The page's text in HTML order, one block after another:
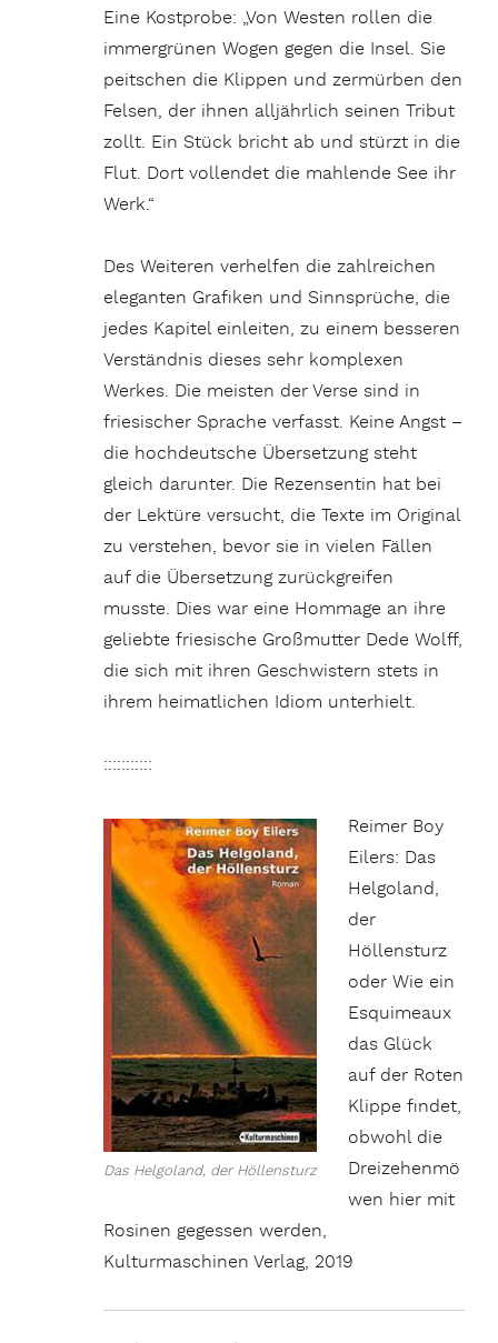
Eine Kostprobe: „Von Westen rollen die
immergrünen Wogen gegen die Insel. Sie
peitschen die Klippen und zermürben den
Felsen, der ihnen alljährlich seinen Tribut
zollt. Ein Stück bricht ab und stürzt in die
Flut. Dort vollendet die mahlende See ihr
Werk.“
Des Weiteren verhelfen die zahlreichen
eleganten Grafiken und Sinnsprüche, die
jedes Kapitel einleiten, zu einem besseren
Verständnis dieses sehr komplexen
Werkes. Die meisten der Verse sind in
friesischer Sprache verfasst. Keine Angst –
die hochdeutsche Übersetzung steht
gleich darunter. Die Rezensentin hat bei
der Lektüre versucht, die Texte im Original
zu verstehen, bevor sie in vielen Fällen
auf die Übersetzung zurückgreifen
musste. Dies war eine Hommage an ihre
geliebte friesische Großmutter Dede Wolff,
die sich mit ihren Geschwistern stets in
ihrem heimatlichen Idiom unterhielt.
:::::::::::
Das Helgoland, der Höllensturz
Reimer Boy
Eilers: Das
Helgoland,
der
Höllensturz
oder Wie ein
Esquimeaux
das Glück
auf der Roten
Klippe findet,
obwohl die
Dreizehenmö
wen hier mit
Rosinen gegessen werden,
Kulturmaschinen Verlag, 2019